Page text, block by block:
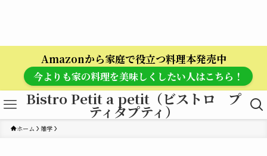
Amazonから家庭で役立つ料理本発売中
今よりも家の料理を美味しくしたい人はこちら！
Bistro Petit a petit（ビストロ プ
ティタプティ）
ホーム 雑学